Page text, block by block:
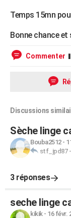
Temps 15mn
Bonne chance
Commenter
Discussions
Sèche linge
Bouba2512-
stf_jpd87-
3 réponses
seche linge
kikik- 16 févr.